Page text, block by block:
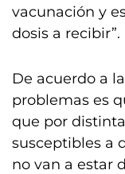
vacunación y
dosis a recibir”.
De acuerdo a
problemas es
que por
susceptibles a
no van a estar